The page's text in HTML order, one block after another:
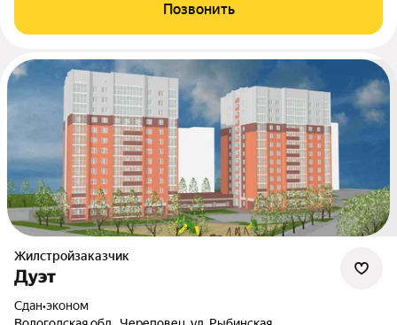
Позвонить
Жилстройзаказчик
Дуэт
Сдан•эконом